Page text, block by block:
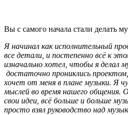
Вы с самого начала стали делать
Я начинал как исполнительный
все детали, и постепенно всё к
изначально хотел, чтобы я делал
достаточно прониклись
хочет от меня в плане музыки. Я
мыслей во время нашего общения.
свои идеи, всё больше и больше
просто взял руководство над